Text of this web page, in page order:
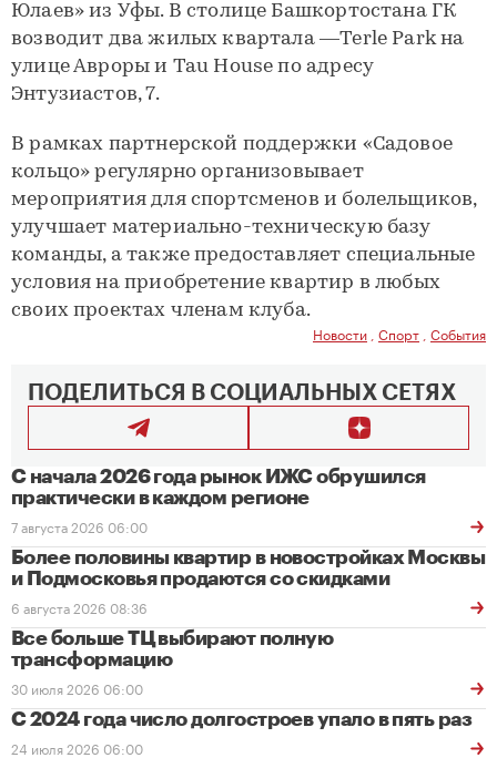
Юлаев» из Уфы. В столице Башкортостана ГК
возводит два жилых квартала —Terle Park на
улице Авроры и Tau House по адресу
Энтузиастов, 7.
В рамках партнерской поддержки «Садовое
кольцо» регулярно организовывает
мероприятия для спортсменов и болельщиков,
улучшает материально-техническую базу
команды, а также предоставляет специальные
условия на приобретение квартир в любых
своих проектах членам клуба.
Новости Спорт События
ПОДЕЛИТЬСЯ В СОЦИАЛЬНЫХ СЕТЯХ
С начала 2026 года рынок ИЖС обрушился
практически в каждом регионе
7 августа 2026 06:00
Более половины квартир в новостройках Москвы
и Подмосковья продаются со скидками
6 августа 2026 08:36
Все больше ТЦ выбирают полную
трансформацию
30 июля 2026 06:00
С 2024 года число долгостроев упало в пять раз
24 июля 2026 06:00